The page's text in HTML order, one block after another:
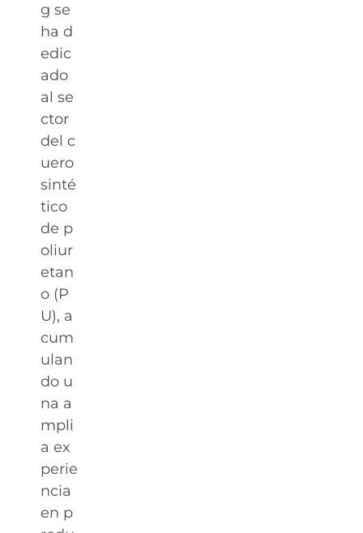
g se
ha d
edic
ado
al se
ctor
del c
uero
sinté
tico
de p
oliur
etan
o (P
U), a
cum
ulan
do u
na a
mpli
a ex
perie
ncia
en p